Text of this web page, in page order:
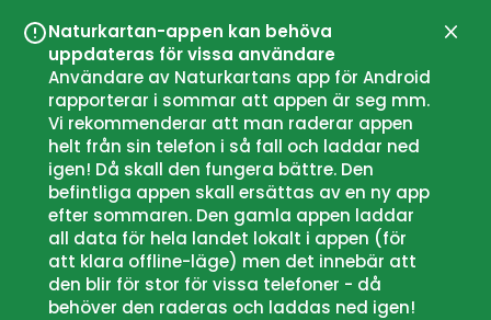
Naturkartan-appen kan behöva
uppdateras för vissa användare
Användare av Naturkartans app för Android
rapporterar i sommar att appen är seg mm.
Vi rekommenderar att man raderar appen
helt från sin telefon i så fall och laddar ned
igen! Då skall den fungera bättre. Den
befintliga appen skall ersättas av en ny app
efter sommaren. Den gamla appen laddar
all data för hela landet lokalt i appen (för
att klara offline-läge) men det innebär att
den blir för stor för vissa telefoner - då
behöver den raderas och laddas ned igen!